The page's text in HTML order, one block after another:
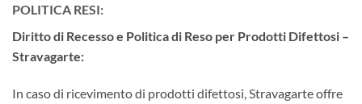
POLITICA RESI:
Diritto di Recesso e Politica di Reso per Prodotti Difettosi –
Stravagarte:
In caso di ricevimento di prodotti difettosi, Stravagarte offre